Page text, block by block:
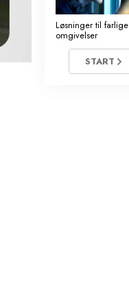
Undersøgelser
Organiseringens grundlag
Løsninger til farlige
omgivelser
START